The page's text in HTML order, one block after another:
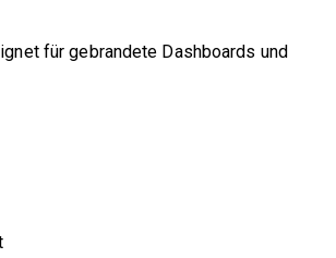
für gebrandete Dashboards und